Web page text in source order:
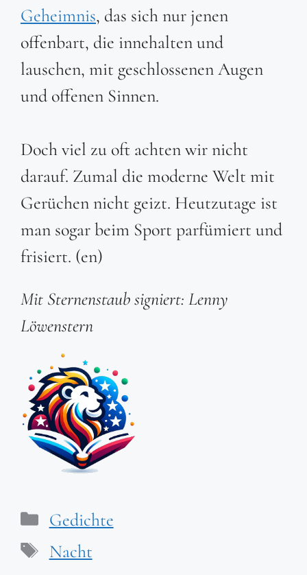
Geheimnis, das sich nur jenen
offenbart, die innehalten und
lauschen, mit geschlossenen Augen
und offenen Sinnen.
Doch viel zu oft achten wir nicht
darauf. Zumal die moderne Welt mit
Gerüchen nicht geizt. Heutzutage ist
man sogar beim Sport parfümiert und
frisiert. (en)
Mit Sternenstaub signiert: Lenny
Löwenstern
Kategorien
Gedichte
Schlagwörter
Nacht